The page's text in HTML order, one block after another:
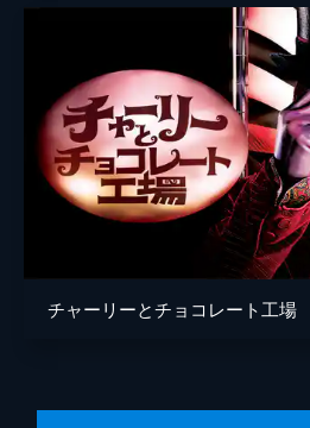
音楽
製作
チャーリーとチョコレート工場